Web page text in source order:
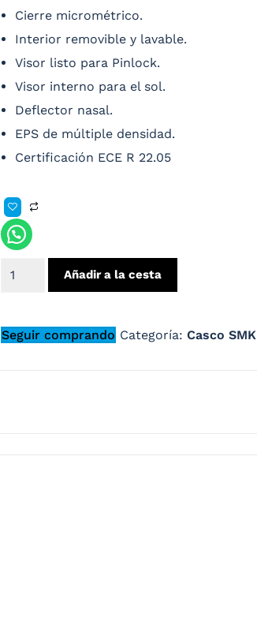
Cierre micrométrico.
Interior removible y lavable.
Visor listo para Pinlock.
Visor interno para el sol.
Deflector nasal.
EPS de múltiple densidad.
Certificación ECE R 22.05
Añadir a la cesta
Seguir comprando Categoría: Casco SMK